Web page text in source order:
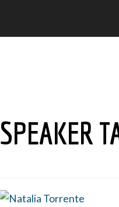
SPEAKER